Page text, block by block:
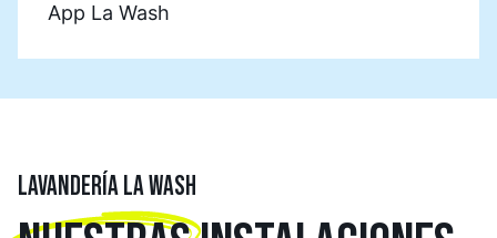
App La Wash
LAVANDERÍA LA WASH